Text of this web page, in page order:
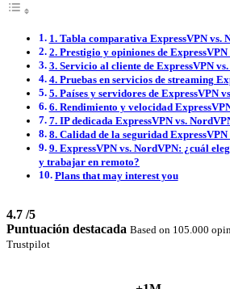
1. Tabla comparativa ExpressVPN vs.
2. Prestigio y opiniones de
3. Servicio al cliente de ExpressVPN
4. Pruebas en servicios de streaming
5. Países y servidores de ExpressVPN
6. Rendimiento y velocidad
7. IP dedicada ExpressVPN vs.
8. Calidad de la seguridad
9. ExpressVPN vs. NordVPN: ¿cuál
y trabajar en remoto?
Plans that may interest you
4.7 /5
Puntuación destacada Based on 105.000
Trustpilot